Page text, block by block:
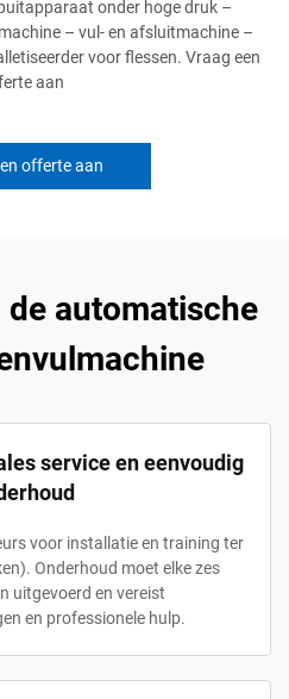
onder hoge druk –
– vul- en afsluitmachine –
voor flessen. Vraag een
aan
offerte aan
de automatische
service en eenvoudig
voor installatie en training ter
Onderhoud moet elke zes
uitgevoerd en vereist
en professionele hulp.